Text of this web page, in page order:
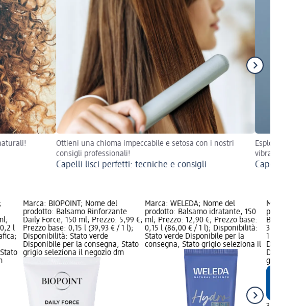
Ottieni una chioma impeccabile e setosa con i nostri
consigli professionali!
Capelli lisci perfetti: tecniche e consigli
Esplora i
vibranti e
Capelli
l
Marca: BIOPOINT; Nome del
prodotto: Balsamo Rinforzante
Daily Force, 150 ml; Prezzo: 5,99 €;
Prezzo base: 0,15 l (39,93 € / 1 l);
Disponibilità: Stato verde
Disponibile per la consegna, Stato
grigio seleziona il negozio dm
Marca: WELEDA; Nome del
prodotto: Balsamo idratante, 150
ml; Prezzo: 12,90 €; Prezzo base:
0,15 l (86,00 € / 1 l); Disponibilità:
Stato verde Disponibile per la
consegna, Stato grigio seleziona il
Marca:
prodotto:
Boost
3,65 €;
1 l);
Disponibile
grigio